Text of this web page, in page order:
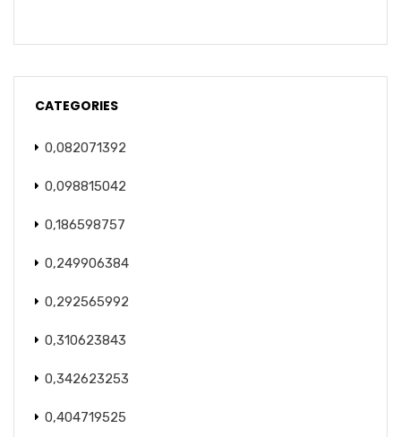
CATEGORIES
0,082071392
0,098815042
0,186598757
0,249906384
0,292565992
0,310623843
0,342623253
0,404719525